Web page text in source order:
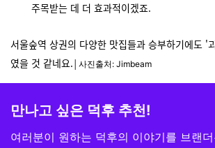
주목받는 데 더 효과적이겠죠.
서울숲역 상권의 다양한 맛집들과 승부하기에도 '
였을 것 같네요. │사진출처: Jimbeam
만나고 싶은 덕후 추천!
여러분이 원하는 덕후의 이야기를 브랜